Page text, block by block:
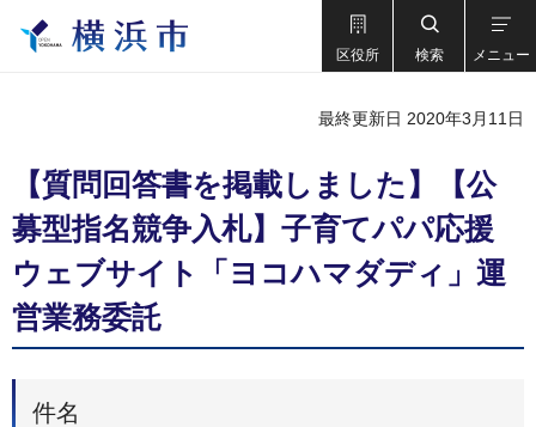
区役所 検索 メニュー
最終更新日 2020年3月11日
【質問回答書を掲載しました】【公
募型指名競争入札】子育てパパ応援
ウェブサイト「ヨコハマダディ」運
営業務委託
件名